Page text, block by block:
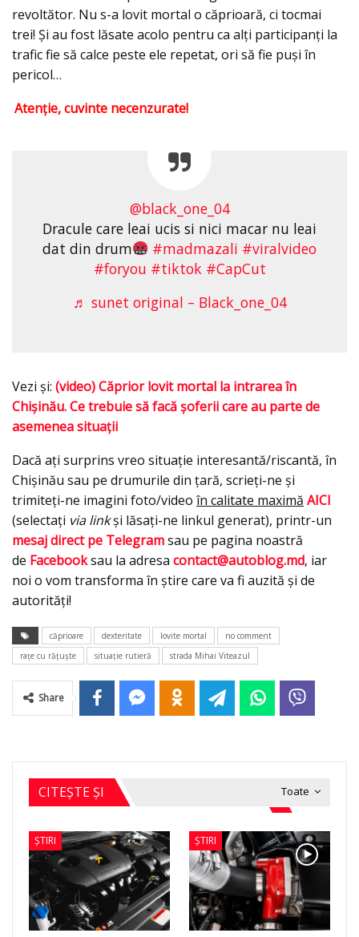
revoltător. Nu s-a lovit mortal o căprioară, ci tocmai
trei! Și au fost lăsate acolo pentru ca alți participanți la
trafic fie să calce peste ele repetat, ori să fie puși în
pericol…
Atenție, cuvinte necenzurate!
@black_one_04
Dracule care leai ucis si nici macar nu leai
dat din drum
#madmazali #viralvideo
#foryou #tiktok #CapCut
♬ sunet original – Black_one_04
Vezi și: (video) Căprior lovit mortal la intrarea în
Chișinău. Ce trebuie să facă șoferii care au parte de
asemenea situații
Dacă ați surprins vreo situație interesantă/riscantă, în
Chișinău sau pe drumurile din țară, scrieți-ne și
trimiteți-ne imagini foto/video în calitate maximă AICI
(selectați via linkși lăsați-ne linkul generat), printr-un
mesaj direct pe Telegramsau pe pagina noastră
de Facebooksau la adresa contact@autoblog.md, iar
noi o vom transforma în știre care va fi auzită și de
autorități!
căprioare dexteritate lovite mortal
no comment
rațe cu rățuște
situație rutieră strada Mihai Viteazul
Share
Toate
CITEȘTE ȘI
ȘTIRI ȘTIRI